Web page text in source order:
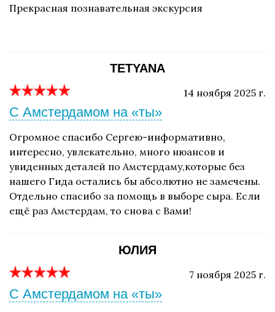
Прекрасная познавательная экскурсия
TETYANA
14 ноября 2025 г.
С Амстердамом на «ты»
Огромное спасибо Сергею-информативно,
интересно, увлекательно, много нюансов и
увиденных деталей по Амстердаму,которые без
нашего Гида остались бы абсолютно не замечены.
Отдельно спасибо за помощь в выборе сыра. Если
ещё раз Амстердам, то снова с Вами!
ЮЛИЯ
7 ноября 2025 г.
С Амстердамом на «ты»